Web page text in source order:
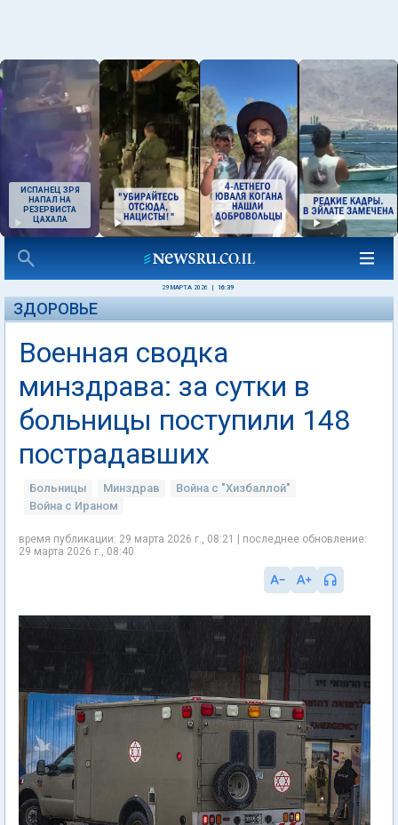
ИСПАНЕЦ ЗРЯ
НАПАЛ НА
РЕЗЕРВИСТА
ЦАХАЛА
29 МАРТА 2026 16:39
ЗДОРОВЬЕ
Военная сводка
минздрава: за сутки в
больницы поступили 148
пострадавших
Больницы Минздрав
Война с "Хизбаллой"
Война с Ираном
время публикации: 29 марта 2026 г., 08:21 | последнее обновление:
29 марта 2026 г., 08:40